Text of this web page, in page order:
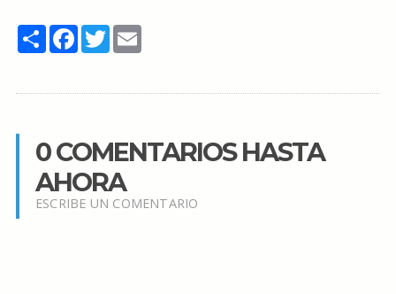
Share Facebook
TwitterEmail
0 COMENTARIOS HASTA
AHORA
ESCRIBE UN COMENTARIO